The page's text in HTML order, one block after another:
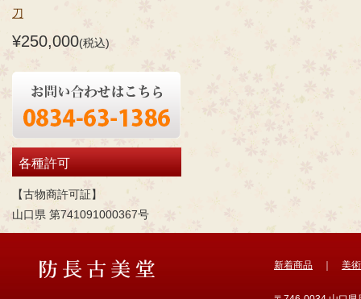
刀
¥250,000(税込)
各種許可
【古物商許可証】
山口県 第741091000367号
新着商品 美